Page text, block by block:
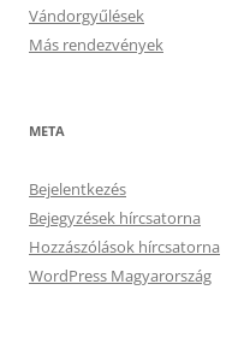
Vándorgyűlések
Más rendezvények
META
Bejelentkezés
Bejegyzések hírcsatorna
Hozzászólások hírcsatorna
WordPress Magyarország